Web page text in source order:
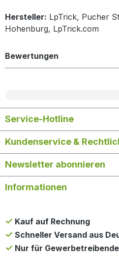
Hersteller: LpTrick, Pucher
Hohenburg, LpTrick.com
Bewertungen
Service-Hotline
Kundenservice &
Newsletter abonnieren
Informationen
Kauf auf Rechnung
Schneller Versand aus
Nur für Gewerbetreibende